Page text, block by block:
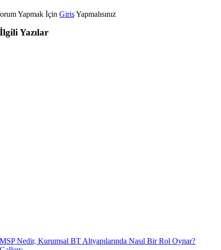
Yapmak İçinGirişYapmalısınız
İlgili Yazılar
MSP Nedir, Kurumsal BT Altyapılarında Nasıl Bir Rol Oynar?